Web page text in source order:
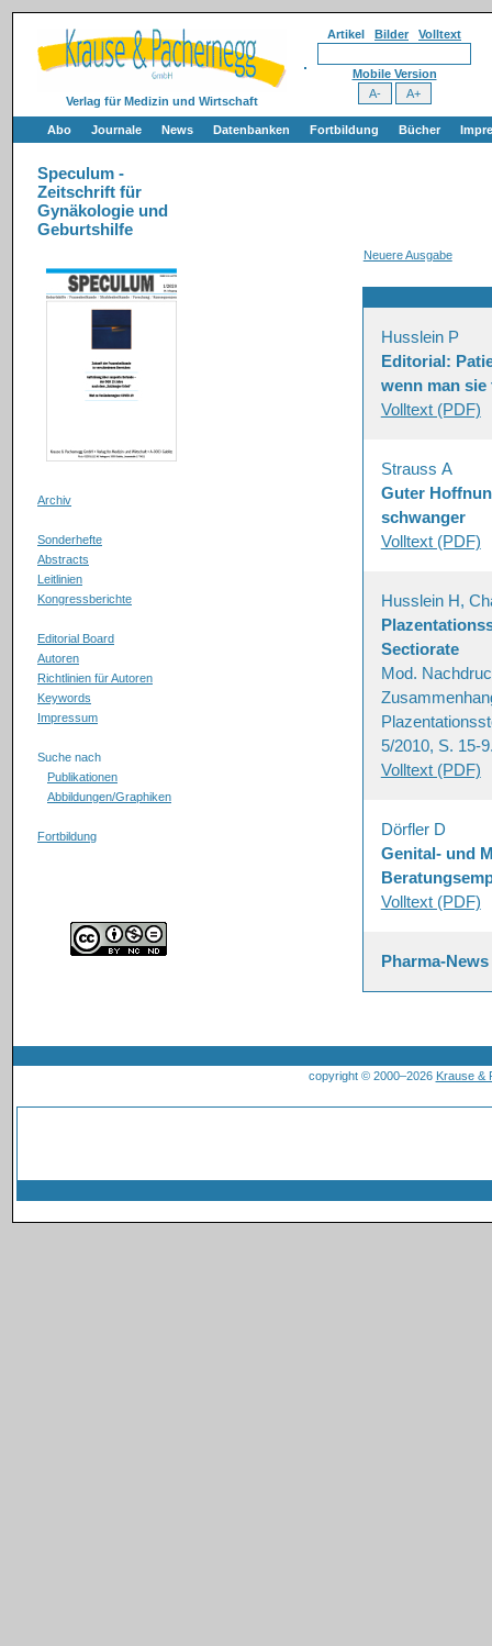
Verlag für Medizin und Wirtschaft
Artikel Bilder Volltext
Mobile Version
Abo Journale News Datenbanken Fortbildung Bücher
Speculum -
Zeitschrift für
Gynäkologie und
Geburtshilfe
Archiv
Sonderhefte
Abstracts
Leitlinien
Kongressberichte
Editorial Board
Autoren
Richtlinien für Autoren
Keywords
Impressum
Suche nach
Publikationen
Abbildungen/Graphiken
Fortbildung
Neuere Ausgabe
Husslein P
Editorial:
wenn man
Volltext (PDF)
Strauss A
Guter
schwanger
Volltext (PDF)
Husslein H,
Sectiorate
Mod.
5/2010, S. 15-
Volltext (PDF)
Dörfler D
Genital- und
Volltext (PDF)
Pharma-
copyright © 2000–2026 Krause &